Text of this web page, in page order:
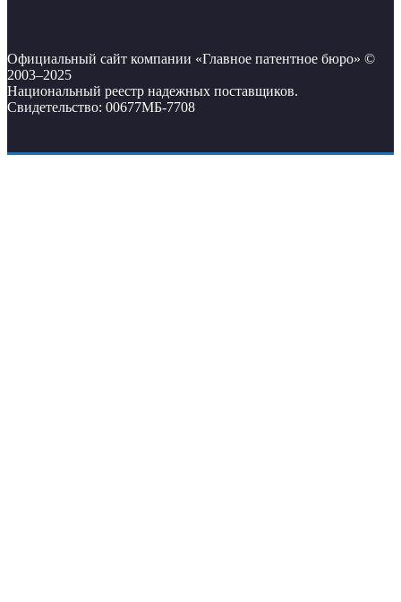
Официальный сайт компании «Главное патентное бюро» ©
2003–2025
Национальный реестр надежных поставщиков.
Свидетельство: 00677МБ-7708